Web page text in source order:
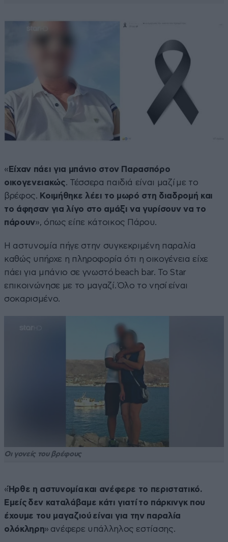
« Είχαν πάει για μπάνιο στον Παρασπόρο
οικογενειακώς. Τέσσερα παιδιά είναι μαζί με το
βρέφος. Κοιμήθηκε λέει το μωρό στη διαδρομή και
το άφησαν για λίγο στο αμάξι να γυρίσουν να το
πάρουν», όπως είπε κάτοικος Πάρου.
Η αστυνομία πήγε στην συγκεκριμένη παραλία
καθώς υπήρχε η πληροφορία ότι η οικογένεια είχε
πάει για μπάνιο σε γνωστό beach bar. Το Star
επικοινώνησε με το μαγαζί. Όλο το νησί είναι
σοκαρισμένο.
Οι γονείς του βρέφους
«Ήρθε η αστυνομία και ανέφερε το περιστατικό.
Εμείς δεν καταλάβαμε κάτι γιατί το πάρκινγκ που
έχουμε του μαγαζιού είναι για την παραλία
ολόκληρη» ανέφερε υπάλληλος εστίασης.